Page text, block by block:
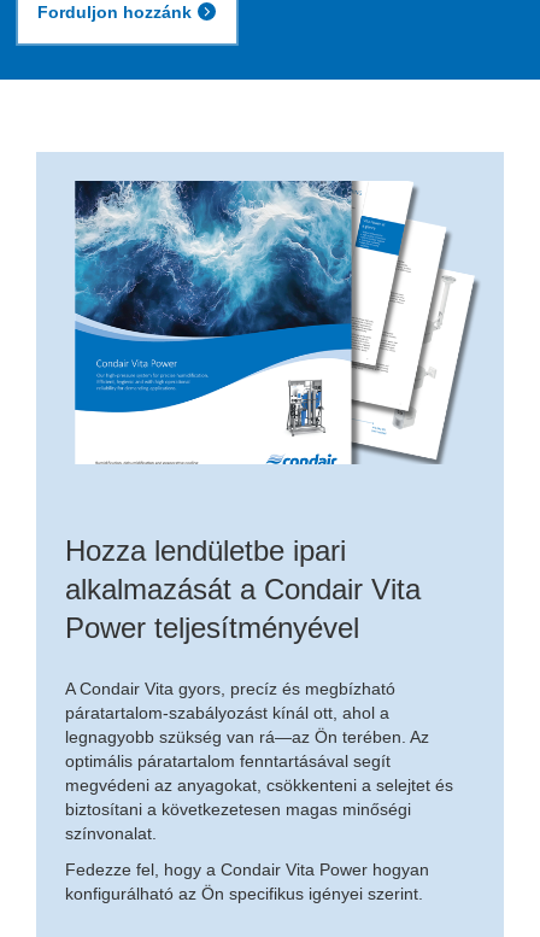
Forduljon hozzánk
Hozza lendületbe ipari
alkalmazását a Condair Vita
Power teljesítményével
A Condair Vita gyors, precíz és megbízható
páratartalom-szabályozást kínál ott, ahol a
legnagyobb szükség van rá—az Ön terében. Az
optimális páratartalom fenntartásával segít
megvédeni az anyagokat, csökkenteni a selejtet és
biztosítani a következetesen magas minőségi
színvonalat.
Fedezze fel, hogy a Condair Vita Power hogyan
konfigurálható az Ön specifikus igényei szerint.